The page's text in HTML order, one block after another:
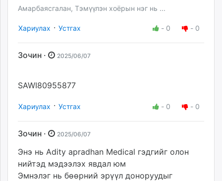
Амарбаясгалан, Тэмүүлэн хоёрын нэг нь ...
Хариулах · Устгах - 0 - 0
Зочин · 2025/06/07
SAWI80955877
Хариулах · Устгах - 0 - 0
Зочин · 2025/06/07
Энэ нь Adity apradhan Medical гэдгийг олон
нийтэд мэдээлэх явдал юм
Эмнэлэг нь бөөрний эрүүл доноруудыг